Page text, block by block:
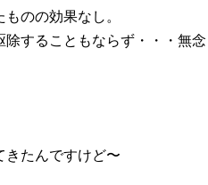
のの効果なし。
することもならず・・・無念
きたんですけど〜